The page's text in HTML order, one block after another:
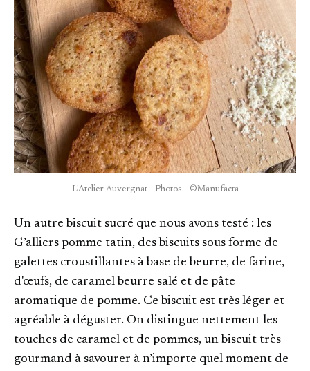
L'Atelier Auvergnat - Photos - ©Manufacta
Un autre biscuit sucré que nous avons testé : les
G’alliers pomme tatin, des biscuits sous forme de
galettes croustillantes à base de beurre, de farine,
d'œufs, de caramel beurre salé et de pâte
aromatique de pomme. Ce biscuit est très léger et
agréable à déguster. On distingue nettement les
touches de caramel et de pommes, un biscuit très
gourmand à savourer à n’importe quel moment de